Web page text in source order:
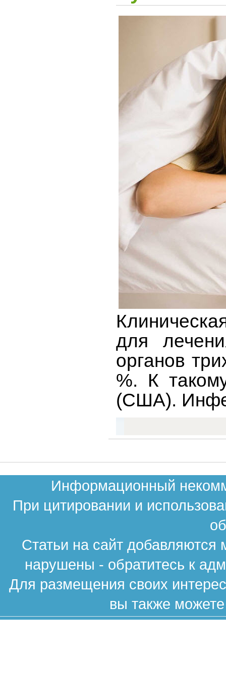
для
органов
%. К
(США).
Информационный
При цитировании и
Статьи на сайт
нарушены - обратитесь к
Для размещения своих
вы также